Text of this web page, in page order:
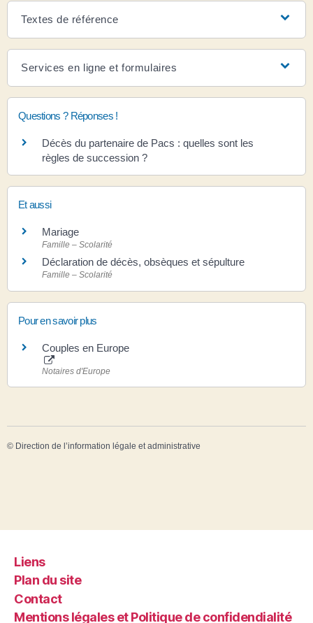
Textes de référence
Services en ligne et formulaires
Questions ? Réponses !
Décès du partenaire de Pacs : quelles sont les
règles de succession ?
Et aussi
Mariage
Famille – Scolarité
Déclaration de décès, obsèques et sépulture
Famille – Scolarité
Pour en savoir plus
Couples en Europe
Notaires d'Europe
© Direction de l’information légale et administrative
Liens
Plan du site
Contact
Mentions légales et Politique de confidendialité